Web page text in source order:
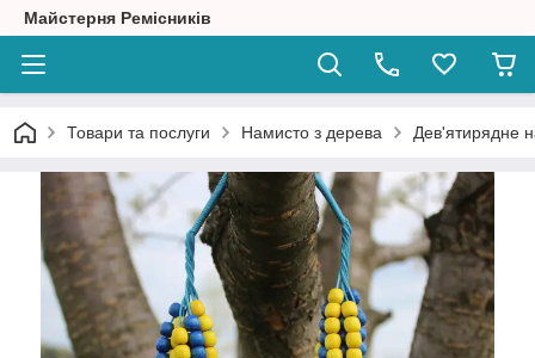
Майстерня Ремісників
Товари та послуги Намисто з дерева Дев'ятирядне